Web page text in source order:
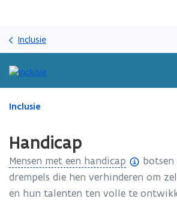
gaan
Inclusie
Gedaan
bevindt
zich
op:
Handicap
Inclusie
Handicap
Mensen met een handicap
(
o
p
botsen
drempels die hen verhinderen om
en hun talenten ten volle te